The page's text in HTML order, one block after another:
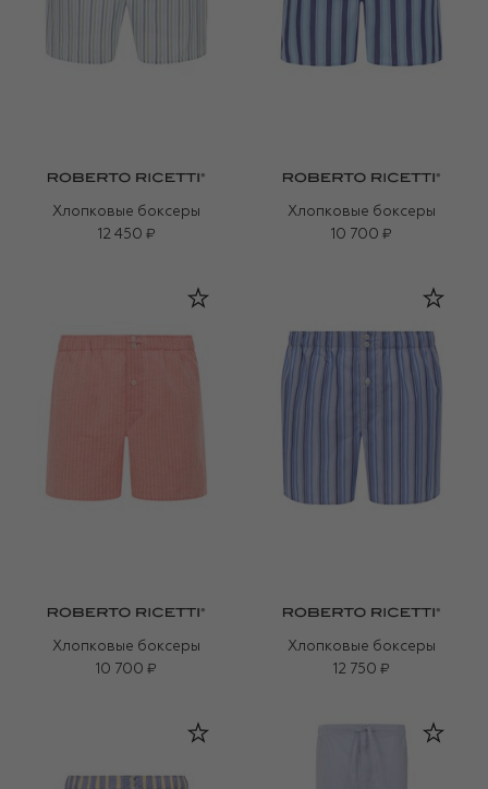
Хлопковые боксеры
12 450 ₽
Хлопковые боксеры
10 700 ₽
Хлопковые боксеры
10 700 ₽
Хлопковые боксеры
12 750 ₽